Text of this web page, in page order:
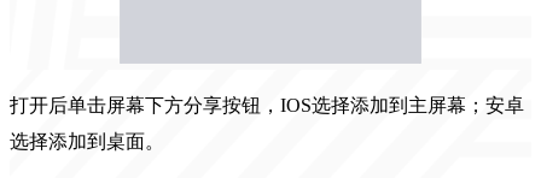
打开后单击屏幕下方分享按钮，IOS选择添加到主屏幕；安卓
选择添加到桌面。